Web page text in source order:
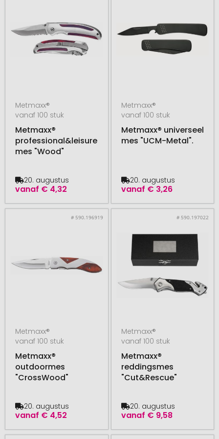
Metmaxx®
vanaf 100 stuk
Metmaxx®
professional&leisure
mes "Wood"
vanaf € 4,32
20. augustus
Metmaxx®
vanaf 100 stuk
Metmaxx® universeel
mes "UCM-Metal".
vanaf € 3,26
20. augustus
# 590.196919
Metmaxx®
vanaf 100 stuk
Metmaxx®
outdoormes
"CrossWood"
vanaf € 4,52
20. augustus
# 590.197022
Metmaxx®
vanaf 100 stuk
Metmaxx®
reddingsmes
"Cut&Rescue"
vanaf € 9,58
20. augustus